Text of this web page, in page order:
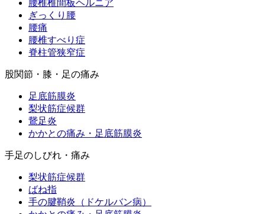
腰椎椎間板ヘルニア
ぎっくり腰
腰痛
腰椎すべり症
脊柱管狭窄症
股関節・膝・足の痛み
足底筋膜炎
梨状筋症候群
鵞足炎
かかとの痛み・足底筋膜炎
手足のしびれ・痛み
梨状筋症候群
ばね指
手の腱鞘炎（ドケルバン病）